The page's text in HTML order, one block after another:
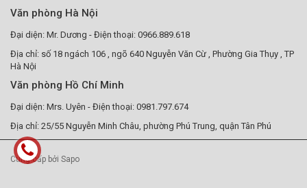
Văn phòng Hà Nội
Đại diện: Mr. Dương - Điện thoại: 0966.889.618
Địa chỉ: số 18 ngách 106 , ngõ 640 Nguyễn Văn Cừ , Phường Gia Thụy , TP
Hà Nội
Văn phòng Hồ Chí Minh
Đại diện: Mrs. Uyên - Điện thoại: 0981.797.674
Địa chỉ: 25/55 Nguyễn Minh Châu, phường Phú Trung, quận Tân Phú
Cung cấp bởi Sapo